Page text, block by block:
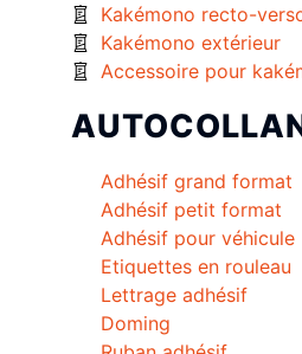
Kakémono recto-
Kakémono extérieur
Accessoire pour
Adhésif grand format
Adhésif petit format
Adhésif pour véhicule
Etiquettes en rouleau
Lettrage adhésif
Doming